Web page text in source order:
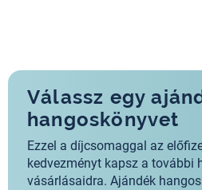
Válassz egy
hangoskönyvet
Ezzel a díjcsomaggal az
kedvezményt kapsz a további
vásárlásaidra. Ajándék